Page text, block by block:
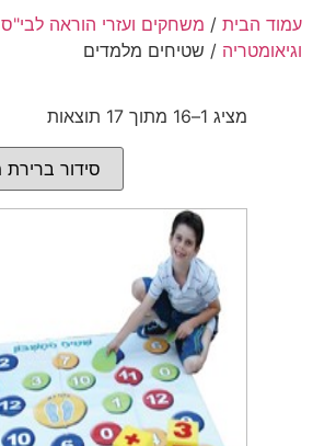
עמוד הבית / משחקים ועזרי הוראה לבי"ס
וגיאומטריה / שטיחים מלמדים
מציג 1–16 מתוך 17 תוצאות